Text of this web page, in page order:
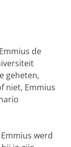
de
geheten,
niet, Emmius
werd